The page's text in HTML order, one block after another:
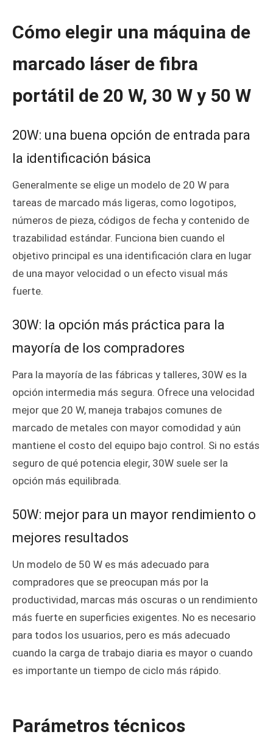
Cómo elegir una máquina de
marcado láser de fibra
portátil de 20 W, 30 W y 50 W
20W: una buena opción de entrada para
la identificación básica
Generalmente se elige un modelo de 20 W para
tareas de marcado más ligeras, como logotipos,
números de pieza, códigos de fecha y contenido de
trazabilidad estándar. Funciona bien cuando el
objetivo principal es una identificación clara en lugar
de una mayor velocidad o un efecto visual más
fuerte.
30W: la opción más práctica para la
mayoría de los compradores
Para la mayoría de las fábricas y talleres, 30W es la
opción intermedia más segura. Ofrece una velocidad
mejor que 20 W, maneja trabajos comunes de
marcado de metales con mayor comodidad y aún
mantiene el costo del equipo bajo control. Si no estás
seguro de qué potencia elegir, 30W suele ser la
opción más equilibrada.
50W: mejor para un mayor rendimiento o
mejores resultados
Un modelo de 50 W es más adecuado para
compradores que se preocupan más por la
productividad, marcas más oscuras o un rendimiento
más fuerte en superficies exigentes. No es necesario
para todos los usuarios, pero es más adecuado
cuando la carga de trabajo diaria es mayor o cuando
es importante un tiempo de ciclo más rápido.
Parámetros técnicos